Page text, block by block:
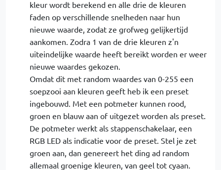
kleur wordt berekend en alle drie de kleuren
faden op verschillende snelheden naar hun
nieuwe waarde, zodat ze grofweg gelijkertijd
aankomen. Zodra 1 van de drie kleuren z'n
uiteindelijke waarde heeft bereikt worden er weer
nieuwe waardes gekozen.
Omdat dit met random waardes van 0-255 een
soepzooi aan kleuren geeft heb ik een preset
ingebouwd. Met een potmeter kunnen rood,
groen en blauw aan of uitgezet worden als preset.
De potmeter werkt als stappenschakelaar, een
RGB LED als indicatie voor de preset. Stel je zet
groen aan, dan genereert het ding ad random
allemaal groenige kleuren, van geel tot cyaan.